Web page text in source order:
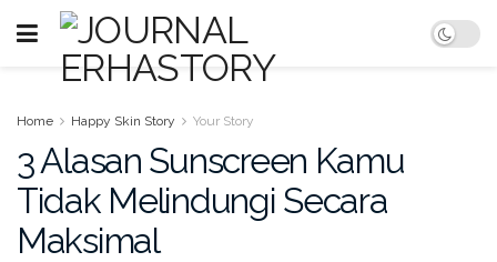
Home Happy Skin Story Your Story
3 Alasan Sunscreen Kamu
Tidak Melindungi Secara
Maksimal